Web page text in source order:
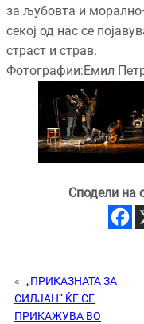
за љубовта и
секој од нас се
страст и страв.
Фотографии:Емил
Сподели на
«
„ПРИКАЗНАТА ЗА
СИЛЈАН“ ЌЕ СЕ
ПРИКАЖУВА ВО